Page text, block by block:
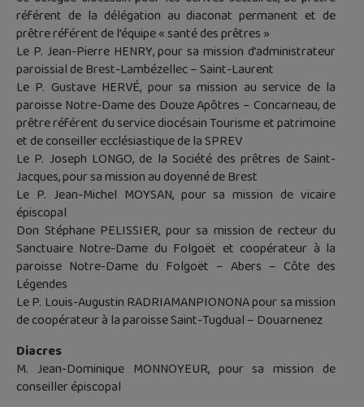
référent de la délégation au diaconat permanent et de
prêtre référent de l’équipe « santé des prêtres »
Le P. Jean-Pierre HENRY, pour sa mission d’administrateur
paroissial de Brest-Lambézellec – Saint-Laurent
Le P. Gustave HERVÉ, pour sa mission au service de la
paroisse Notre-Dame des Douze Apôtres – Concarneau, de
prêtre référent du service diocésain Tourisme et patrimoine
et de conseiller ecclésiastique de la SPREV
Le P. Joseph LONGO, de la Société des prêtres de Saint-
Jacques, pour sa mission au doyenné de Brest
Le P. Jean-Michel MOYSAN, pour sa mission de vicaire
épiscopal
Don Stéphane PELISSIER, pour sa mission de recteur du
Sanctuaire Notre-Dame du Folgoët et coopérateur à la
paroisse Notre-Dame du Folgoët – Abers – Côte des
Légendes
Le P. Louis-Augustin RADRIAMANPIONONA pour sa mission
de coopérateur à la paroisse Saint-Tugdual – Douarnenez
Diacres
M. Jean-Dominique MONNOYEUR, pour sa mission de
conseiller épiscopal